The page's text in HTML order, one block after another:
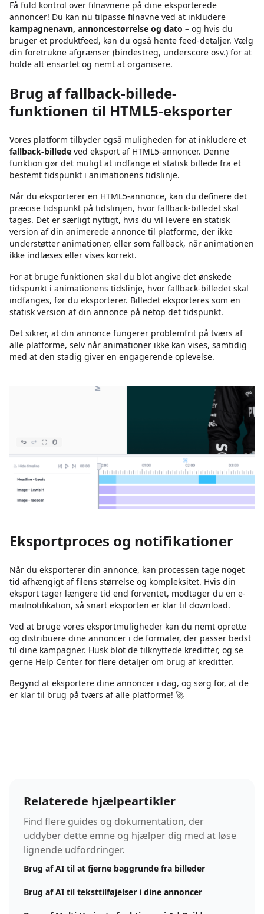
Få fuld kontrol over filnavnene på dine eksporterede
annoncer! Du kan nu tilpasse filnavne ved at inkludere
kampagnenavn, annoncestørrelse og dato – og hvis du
bruger et produktfeed, kan du også hente feed-detaljer. Vælg
din foretrukne afgrænser (bindestreg, underscore osv.) for at
holde alt ensartet og nemt at organisere.
Brug af fallback-billede-
funktionen til HTML5-eksporter
Vores platform tilbyder også muligheden for at inkludere et
fallback-billede ved eksport af HTML5-annoncer. Denne
funktion gør det muligt at indfange et statisk billede fra et
bestemt tidspunkt i animationens tidslinje.
Når du eksporterer en HTML5-annonce, kan du definere det
præcise tidspunkt på tidslinjen, hvor fallback-billedet skal
tages. Det er særligt nyttigt, hvis du vil levere en statisk
version af din animerede annonce til platforme, der ikke
understøtter animationer, eller som fallback, når animationen
ikke indlæses eller vises korrekt.
For at bruge funktionen skal du blot angive det ønskede
tidspunkt i animationens tidslinje, hvor fallback-billedet skal
indfanges, før du eksporterer. Billedet eksporteres som en
statisk version af din annonce på netop det tidspunkt.
Det sikrer, at din annonce fungerer problemfrit på tværs af
alle platforme, selv når animationer ikke kan vises, samtidig
med at den stadig giver en engagerende oplevelse.
Eksportproces og notifikationer
Når du eksporterer din annonce, kan processen tage noget
tid afhængigt af filens størrelse og kompleksitet. Hvis din
eksport tager længere tid end forventet, modtager du en e-
mailnotifikation, så snart eksporten er klar til download.
Ved at bruge vores eksportmuligheder kan du nemt oprette
og distribuere dine annoncer i de formater, der passer bedst
til dine kampagner. Husk blot de tilknyttede kreditter, og se
gerne Help Center for flere detaljer om brug af kreditter.
Begynd at eksportere dine annoncer i dag, og sørg for, at de
er klar til brug på tværs af alle platforme! 🚀
Relaterede hjælpeartikler
Find flere guides og dokumentation, der
uddyber dette emne og hjælper dig med at løse
lignende udfordringer.
Brug af AI til at fjerne baggrunde fra billeder
Brug af AI til teksttilføjelser i dine annoncer